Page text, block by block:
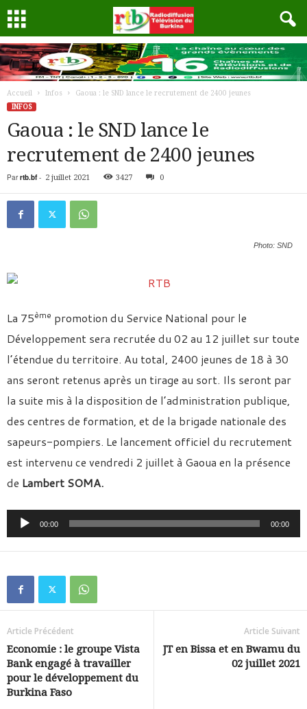
Accueil Infos
Gaoua : le SND lance le recrutement de 2400 jeunes
INFOS
Gaoua : le SND lance le
recrutement de 2400 jeunes
Par rtb.bf- 2 juillet 2021 3427 0
Photo: SND
La 75ème promotion du Service National pour le
Développement sera recrutée du 02 au 12 juillet sur toute
l’étendue du territoire. Au total, 2400 jeunes de 18 à 30
ans seront retenus après un tirage au sort. Ils seront par
la suite mis à la disposition de l’administration publique,
des centres de formation, et de la brigade nationale des
sapeurs-pompiers. Le lancement officiel du recrutement
est intervenu ce vendredi 2 juillet à Gaoua en la présence
de Lambert SOMA.
Lecteur
audio
00:00 00:00
Article Précédent
Economie : le groupe Vista
Bank engagé à travailler
pour le développement du
Burkina Faso
Article Suivant
JT en Bissa et en Bwamu du
02 juillet 2021